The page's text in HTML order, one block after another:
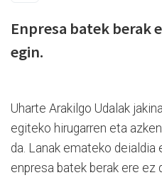
Enpresa batek berak
egin.
Uharte Arakilgo Udalak
egiteko hirugarren eta
da. Lanak emateko deialdia
enpresa batek berak ere ez